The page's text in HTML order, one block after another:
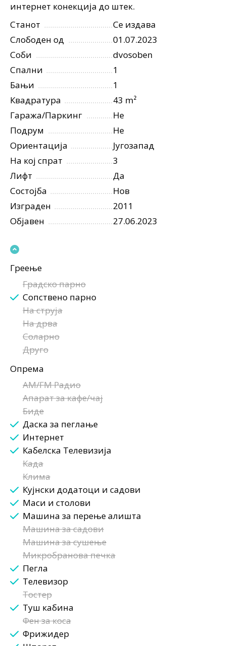
интернет конекција до штек.
Станот
Се издава
Слободен од
01.07.2023
Соби
dvosoben
Спални
1
Бањи
1
Квадратура
43 m²
Гаража/Паркинг
Не
Подрум
Не
Ориентација
Југозапад
На кој спрат
3
Лифт
Да
Состојба
Нов
Изграден
2011
Објавен
27.06.2023
Греење
Градско парно
Сопствено парно
На струја
На дрва
Соларно
Друго
Опрема
AM/FM Радио
Апарат за кафе/чај
Биде
Даска за пеглање
Интернет
Кабелска Телевизија
Када
Клима
Кујнски додатоци и садови
Маси и столови
Машина за перење алишта
Машина за садови
Машина за сушење
Микробранова печка
Пегла
Телевизор
Тостер
Туш кабина
Фен за коса
Фрижидер